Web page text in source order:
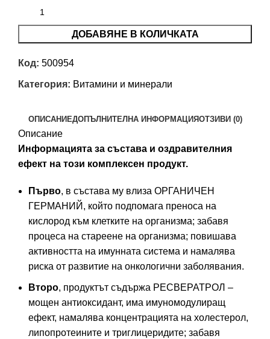
ДОБАВЯНЕ В КОЛИЧКАТА
Код: 500954
Категория: Витамини и минерали
ОПИСАНИЕДОПЪЛНИТЕЛНА ИНФОРМАЦИЯОТЗИВИ (0)
Описание
Информацията за състава и оздравителния
ефект на този комплексен продукт.
Първо, в състава му влиза ОРГАНИЧЕН
ГЕРМАНИЙ, който подпомага преноса на
кислород към клетките на организма; забавя
процеса на стареене на организма; повишава
активността на имунната система и намалява
риска от развитие на онкологични заболявания.
Второ, продуктът съдържа РЕСВЕРАТРОЛ –
мощен антиоксидант, има имуномодулиращ
ефект, намалява концентрацията на холестерол,
липопротеините и триглицеридите; забавя